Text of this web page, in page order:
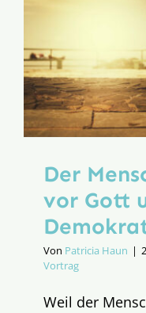
Der
vor Gott
Von Patricia Haun |
Vortrag
Weil der